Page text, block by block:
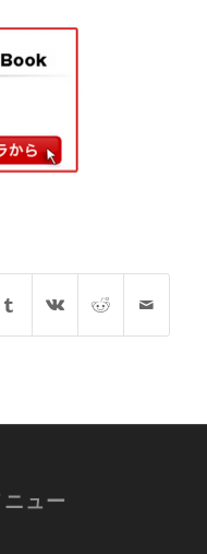
ュー